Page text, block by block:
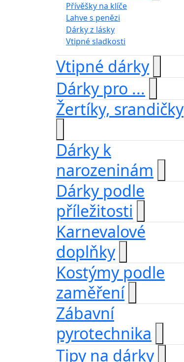
Přívěšky na klíče
Lahve s penězi
Dárky z lásky
Vtipné sladkosti
Vtipné dárky
Dárky pro ...
Žertíky, srandičky
Dárky k
narozeninám
Dárky podle
příležitosti
Karnevalové
doplňky
Kostýmy podle
zaměření
Zábavní
pyrotechnika
Tipy na dárky